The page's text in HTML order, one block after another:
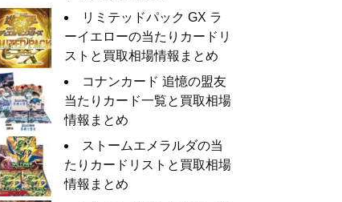
リミテッドパック GX ラ
ーイエローの当たりカードリ
ストと買取相場情報まとめ
コナンカード 追憶の盟友
当たりカード一覧と買取相場
情報まとめ
ストームエメラルダの当
たりカードリストと買取相場
情報まとめ